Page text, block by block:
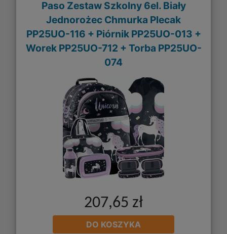
Paso Zestaw Szkolny 6el. Biały
Jednorożec Chmurka Plecak
PP25UO-116 + Piórnik PP25UO-013 +
Worek PP25UO-712 + Torba PP25UO-
074
207,65 zł
DO KOSZYKA